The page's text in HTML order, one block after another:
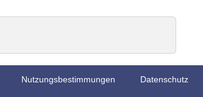
Nutzungsbestimmungen Datenschutz